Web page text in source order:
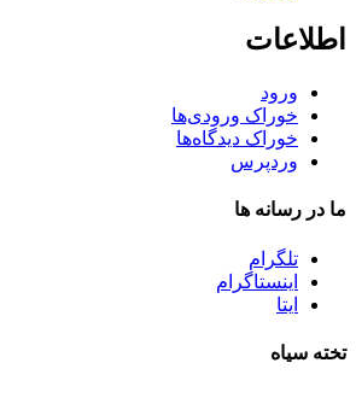
اطلاعات
ورود
خوراک ورودی‌ها
خوراک دیدگاه‌ها
وردپرس
ما در رسانه ها
تلگرام
اینستاگرام
ایتا
تخته سیاه